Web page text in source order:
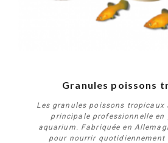
Granules poissons
Les granules poissons
principale professionnelle en
aquarium. Fabriquée en
pour nourrir quotidiennement